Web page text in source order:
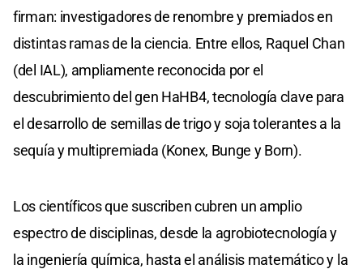
firman: investigadores de renombre y premiados en
distintas ramas de la ciencia. Entre ellos, Raquel Chan
(del IAL), ampliamente reconocida por el
descubrimiento del gen HaHB4, tecnología clave para
el desarrollo de semillas de trigo y soja tolerantes a la
sequía y multipremiada (Konex, Bunge y Born).
Los científicos que suscriben cubren un amplio
espectro de disciplinas, desde la agrobiotecnología y
la ingeniería química, hasta el análisis matemático y la